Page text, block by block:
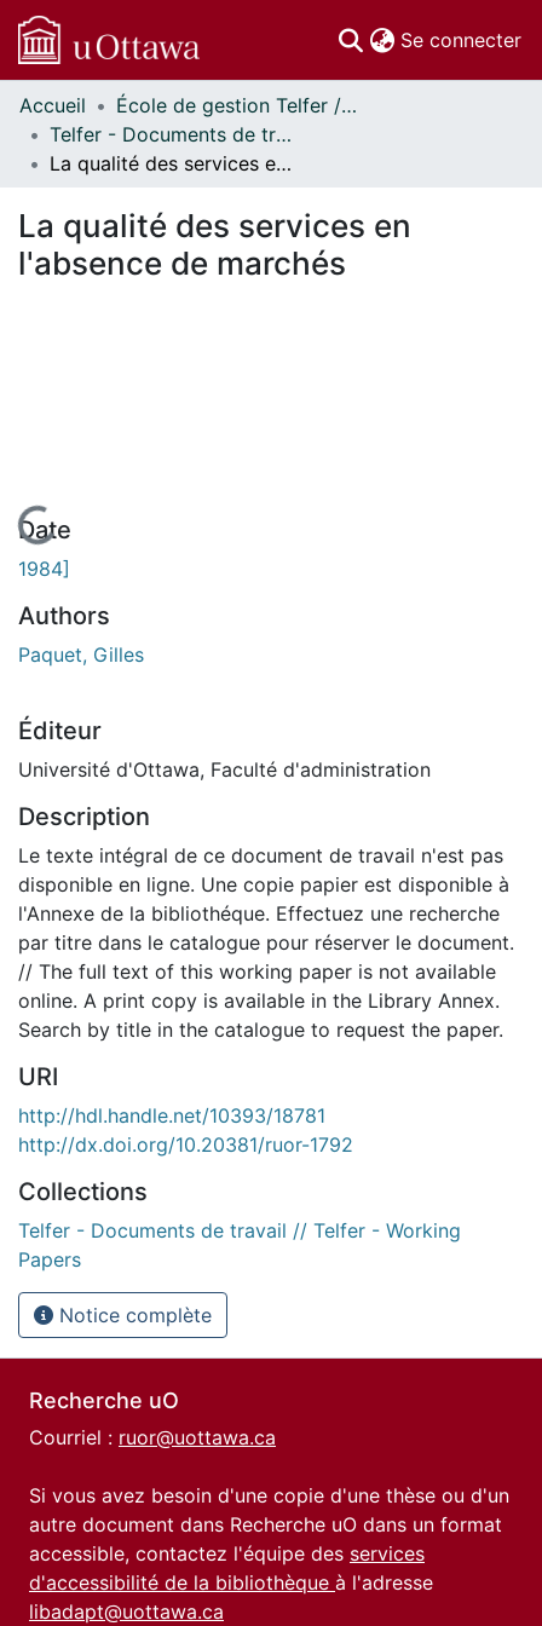
Se connecter
Communautés
et collections
Parcourir
À propos
Accueil
École de gestion Telfer // Telfer School of Management
Telfer - Documents de travail // Telfer - Working Papers
La qualité des services en l'absence de marchés
La qualité des services en
l'absence de marchés
En cours de chargement...
Date
1984]
Authors
Paquet, Gilles
Éditeur
Université d'Ottawa, Faculté d'administration
Description
Le texte intégral de ce document de travail n'est pas
disponible en ligne. Une copie papier est disponible à
l'Annexe de la bibliothéque. Effectuez une recherche
par titre dans le catalogue pour réserver le document.
// The full text of this working paper is not available
online. A print copy is available in the Library Annex.
Search by title in the catalogue to request the paper.
URI
http://hdl.handle.net/10393/18781
http://dx.doi.org/10.20381/ruor-1792
Collections
Telfer - Documents de travail // Telfer - Working
Papers
Notice complète
Recherche uO
Courriel : ruor@uottawa.ca
Si vous avez besoin d'une copie d'une thèse ou d'un
autre document dans Recherche uO dans un format
accessible, contactez l'équipe des services
d'accessibilité de la bibliothèque à l'adresse
libadapt@uottawa.ca